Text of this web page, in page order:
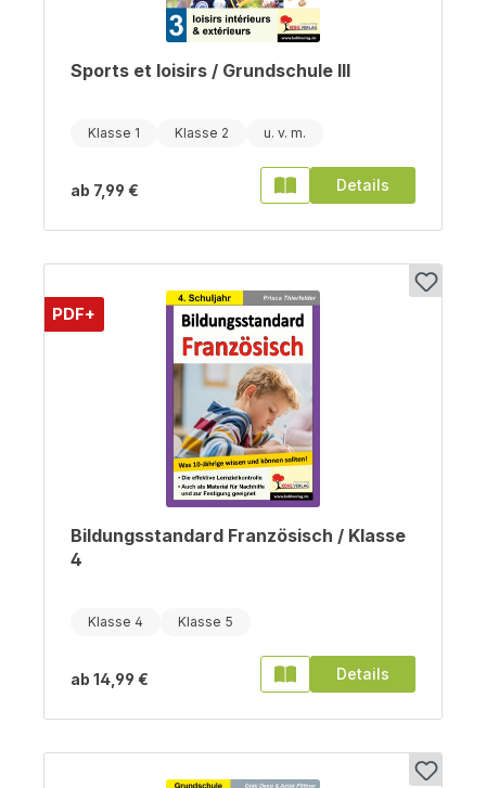
Sports et loisirs / Grundschule III
Klasse 1 Klasse 2
ab 7,99 € Details
PDF+
Bildungsstandard Französisch / Klasse
4
Klasse 4 Klasse 5
ab 14,99 € Details